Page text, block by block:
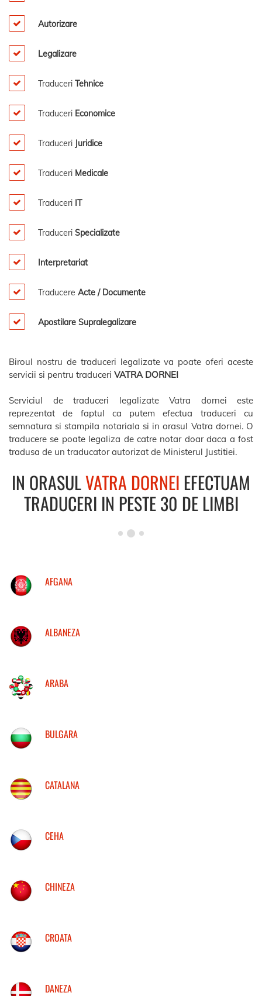
Autorizare
Legalizare
Traduceri Tehnice
Traduceri Economice
Traduceri Juridice
Traduceri Medicale
Traduceri IT
Traduceri Specializate
Interpretariat
Traducere Acte / Documente
Apostilare Supralegalizare
Biroul nostru de traduceri legalizate va poate oferi aceste
servicii si pentru traduceri VATRA DORNEI
Serviciul de traduceri legalizate Vatra dornei este
reprezentat de faptul ca putem efectua traduceri cu
semnatura si stampila notariala si in orasul Vatra dornei. O
traducere se poate legaliza de catre notar doar daca a fost
tradusa de un traducator autorizat de Ministerul Justitiei.
IN ORASULVATRA DORNEI EFECTUAM
TRADUCERI IN PESTE 30 DE LIMBI
AFGANA
ALBANEZA
ARABA
BULGARA
CATALANA
CEHA
CHINEZA
CROATA
DANEZA